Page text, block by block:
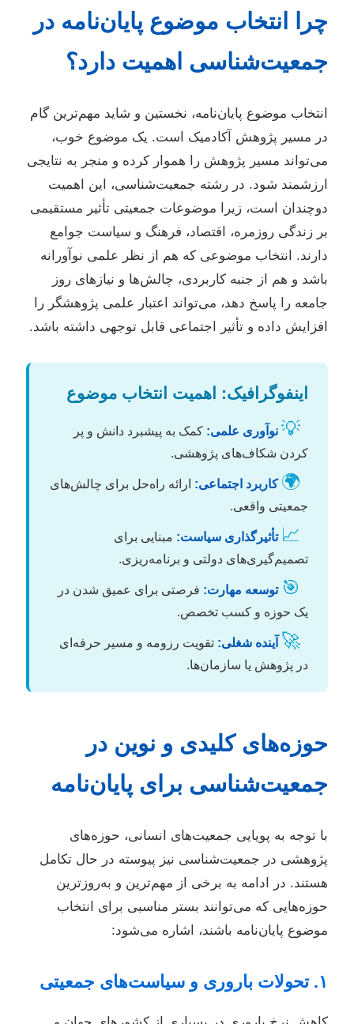
چرا انتخاب موضوع پایان‌نامه در
جمعیت‌شناسی اهمیت دارد؟
انتخاب موضوع پایان‌نامه، نخستین و شاید مهم‌ترین گام
در مسیر پژوهش آکادمیک است. یک موضوع خوب،
می‌تواند مسیر پژوهش را هموار کرده و منجر به نتایجی
ارزشمند شود. در رشته جمعیت‌شناسی، این اهمیت
دوچندان است، زیرا موضوعات جمعیتی تأثیر مستقیمی
بر زندگی روزمره، اقتصاد، فرهنگ و سیاست جوامع
دارند. انتخاب موضوعی که هم از نظر علمی نوآورانه
باشد و هم از جنبه کاربردی، چالش‌ها و نیازهای روز
جامعه را پاسخ دهد، می‌تواند اعتبار علمی پژوهشگر را
افزایش داده و تأثیر اجتماعی قابل توجهی داشته باشد.
اینفوگرافیک: اهمیت انتخاب موضوع
💡 نوآوری علمی: کمک به پیشبرد دانش و پر
کردن شکاف‌های پژوهشی.
🌍 کاربرد اجتماعی: ارائه راه‌حل برای چالش‌های
جمعیتی واقعی.
📈 تأثیرگذاری سیاست: مبنایی برای
تصمیم‌گیری‌های دولتی و برنامه‌ریزی.
🎯 توسعه مهارت: فرصتی برای عمیق شدن در
یک حوزه و کسب تخصص.
🚀 آینده شغلی: تقویت رزومه و مسیر حرفه‌ای
در پژوهش یا سازمان‌ها.
حوزه‌های کلیدی و نوین در
جمعیت‌شناسی برای پایان‌نامه
با توجه به پویایی جمعیت‌های انسانی، حوزه‌های
پژوهشی در جمعیت‌شناسی نیز پیوسته در حال تکامل
هستند. در ادامه به برخی از مهم‌ترین و به‌روزترین
حوزه‌هایی که می‌توانند بستر مناسبی برای انتخاب
موضوع پایان‌نامه باشند، اشاره می‌شود:
۱. تحولات باروری و سیاست‌های جمعیتی